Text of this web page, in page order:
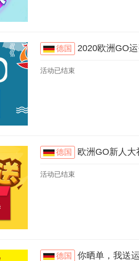
德国 2020欧洲GO
活动已结束
德国 欧洲GO新人
活动已结束
德国 你晒单，我送